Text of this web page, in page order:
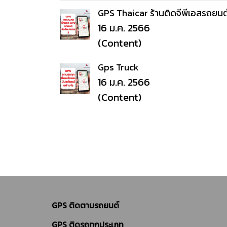
GPS Thaicar ร้านติดจีพีเอสรถยน
16 ม.ค. 2566
(Content)
Gps Truck
16 ม.ค. 2566
(Content)
GPS ติดตามรถยนต์
GPS ติดรถทุกประเภท